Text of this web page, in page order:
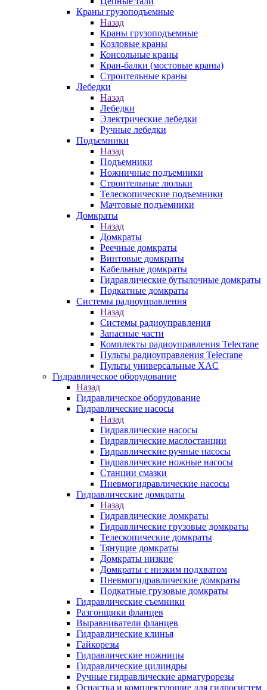
Краны грузоподъемные
Назад
Краны грузоподъемные
Козловые краны
Консольные краны
Кран-балки (мостовые краны)
Строительные краны
Лебедки
Назад
Лебедки
Электрические лебедки
Ручные лебедки
Подъемники
Назад
Подъемники
Ножничные подъемники
Строительные люльки
Телескопические подъемники
Мачтовые подъемники
Домкраты
Назад
Домкраты
Реечные домкраты
Винтовые домкраты
Кабельные домкраты
Гидравлические бутылочные домкраты
Подкатные домкраты
Системы радиоуправления
Назад
Системы радиоуправления
Запасные части
Комплекты радиоуправления Telecrane
Пульты радиоуправления Telecrane
Пульты универсальные XAC
Гидравлическое оборудование
Назад
Гидравлическое оборудование
Гидравлические насосы
Назад
Гидравлические насосы
Гидравлические маслостанции
Гидравлические ручные насосы
Гидравлические ножные насосы
Станции смазки
Пневмогидравлические насосы
Гидравлические домкраты
Назад
Гидравлические домкраты
Гидравлические грузовые домкраты
Телескопические домкраты
Тянущие домкраты
Домкраты низкие
Домкраты с низким подхватом
Пневмогидравлические домкраты
Подкатные грузовые домкраты
Гидравлические съемники
Разгонщики фланцев
Выравниватели фланцев
Гидравлические клинья
Гайкорезы
Гидравлические ножницы
Гидравлические цилиндры
Ручные гидравлические арматурорезы
Оснастка и комплектующие для гидросистем